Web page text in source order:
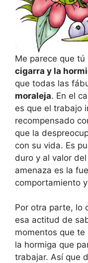
Me parece que tú
cigarra y la
que todas las
moraleja. En el
es que el trabajo
recompensado
que la
con su vida. Es
duro y al valor
amenaza es la
comportamiento
Por otra parte, lo
esa actitud de
momentos que
la hormiga que
trabajar. Así que